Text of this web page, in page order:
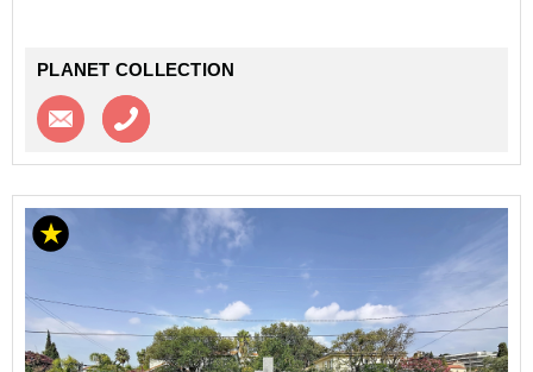
PLANET COLLECTION
Contacter l'agence